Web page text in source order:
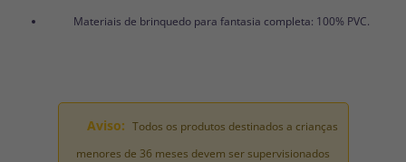
Materiais de brinquedo para fantasia completa: 100% PVC.
Aviso: Todos os produtos destinados a crianças
menores de 36 meses devem ser supervisionados